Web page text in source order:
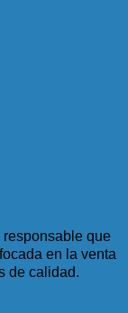
que
en la venta
de calidad.